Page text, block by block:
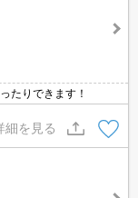
たりできます！
細を見る